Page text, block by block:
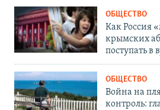
ОБЩЕСТВО
Как Россия
крымских
поступать в
ОБЩЕСТВО
Война на
контроль: